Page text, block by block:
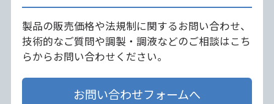
製品の販売価格や法規制に関するお問い合わせ、
技術的なご質問や調製・調液などのご相談はこち
らからお問い合わせください。
お問い合わせフォームへ